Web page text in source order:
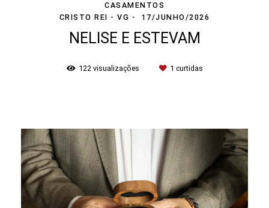
CASAMENTOS
CRISTO REI - VG
17/JUNHO/2026
NELISE E ESTEVAM
122visualizações 1 curtidas